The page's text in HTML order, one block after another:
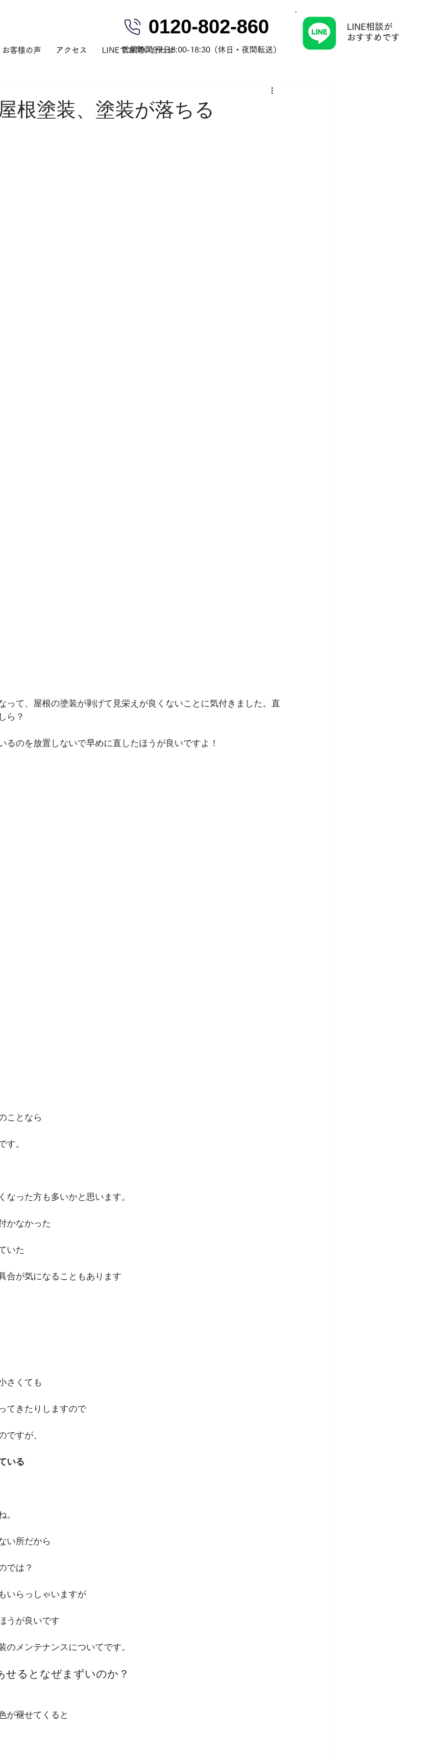
お客様の声 アクセス LINEでお問い合わせ
0120-802-860
営業時間 平日8:00-18:30（休日・夜間転送）
LINE相談が
​おすすめです
根塗装、塗装が落ちる
って、屋根の塗装が剥げて見栄えが良くないことに気付きました。直
ら？
るのを放置しないで早めに直したほうが良いですよ！
ことなら
す。
なった方も多いかと思います。
かなかった
いた
合が気になることもあります
さくても
てきたりしますので
ですが、
いる
。
い所だから
では？
いらっしゃいますが
うが良いです
のメンテナンスについてです。
せるとなぜまずいのか？
が褪せてくると